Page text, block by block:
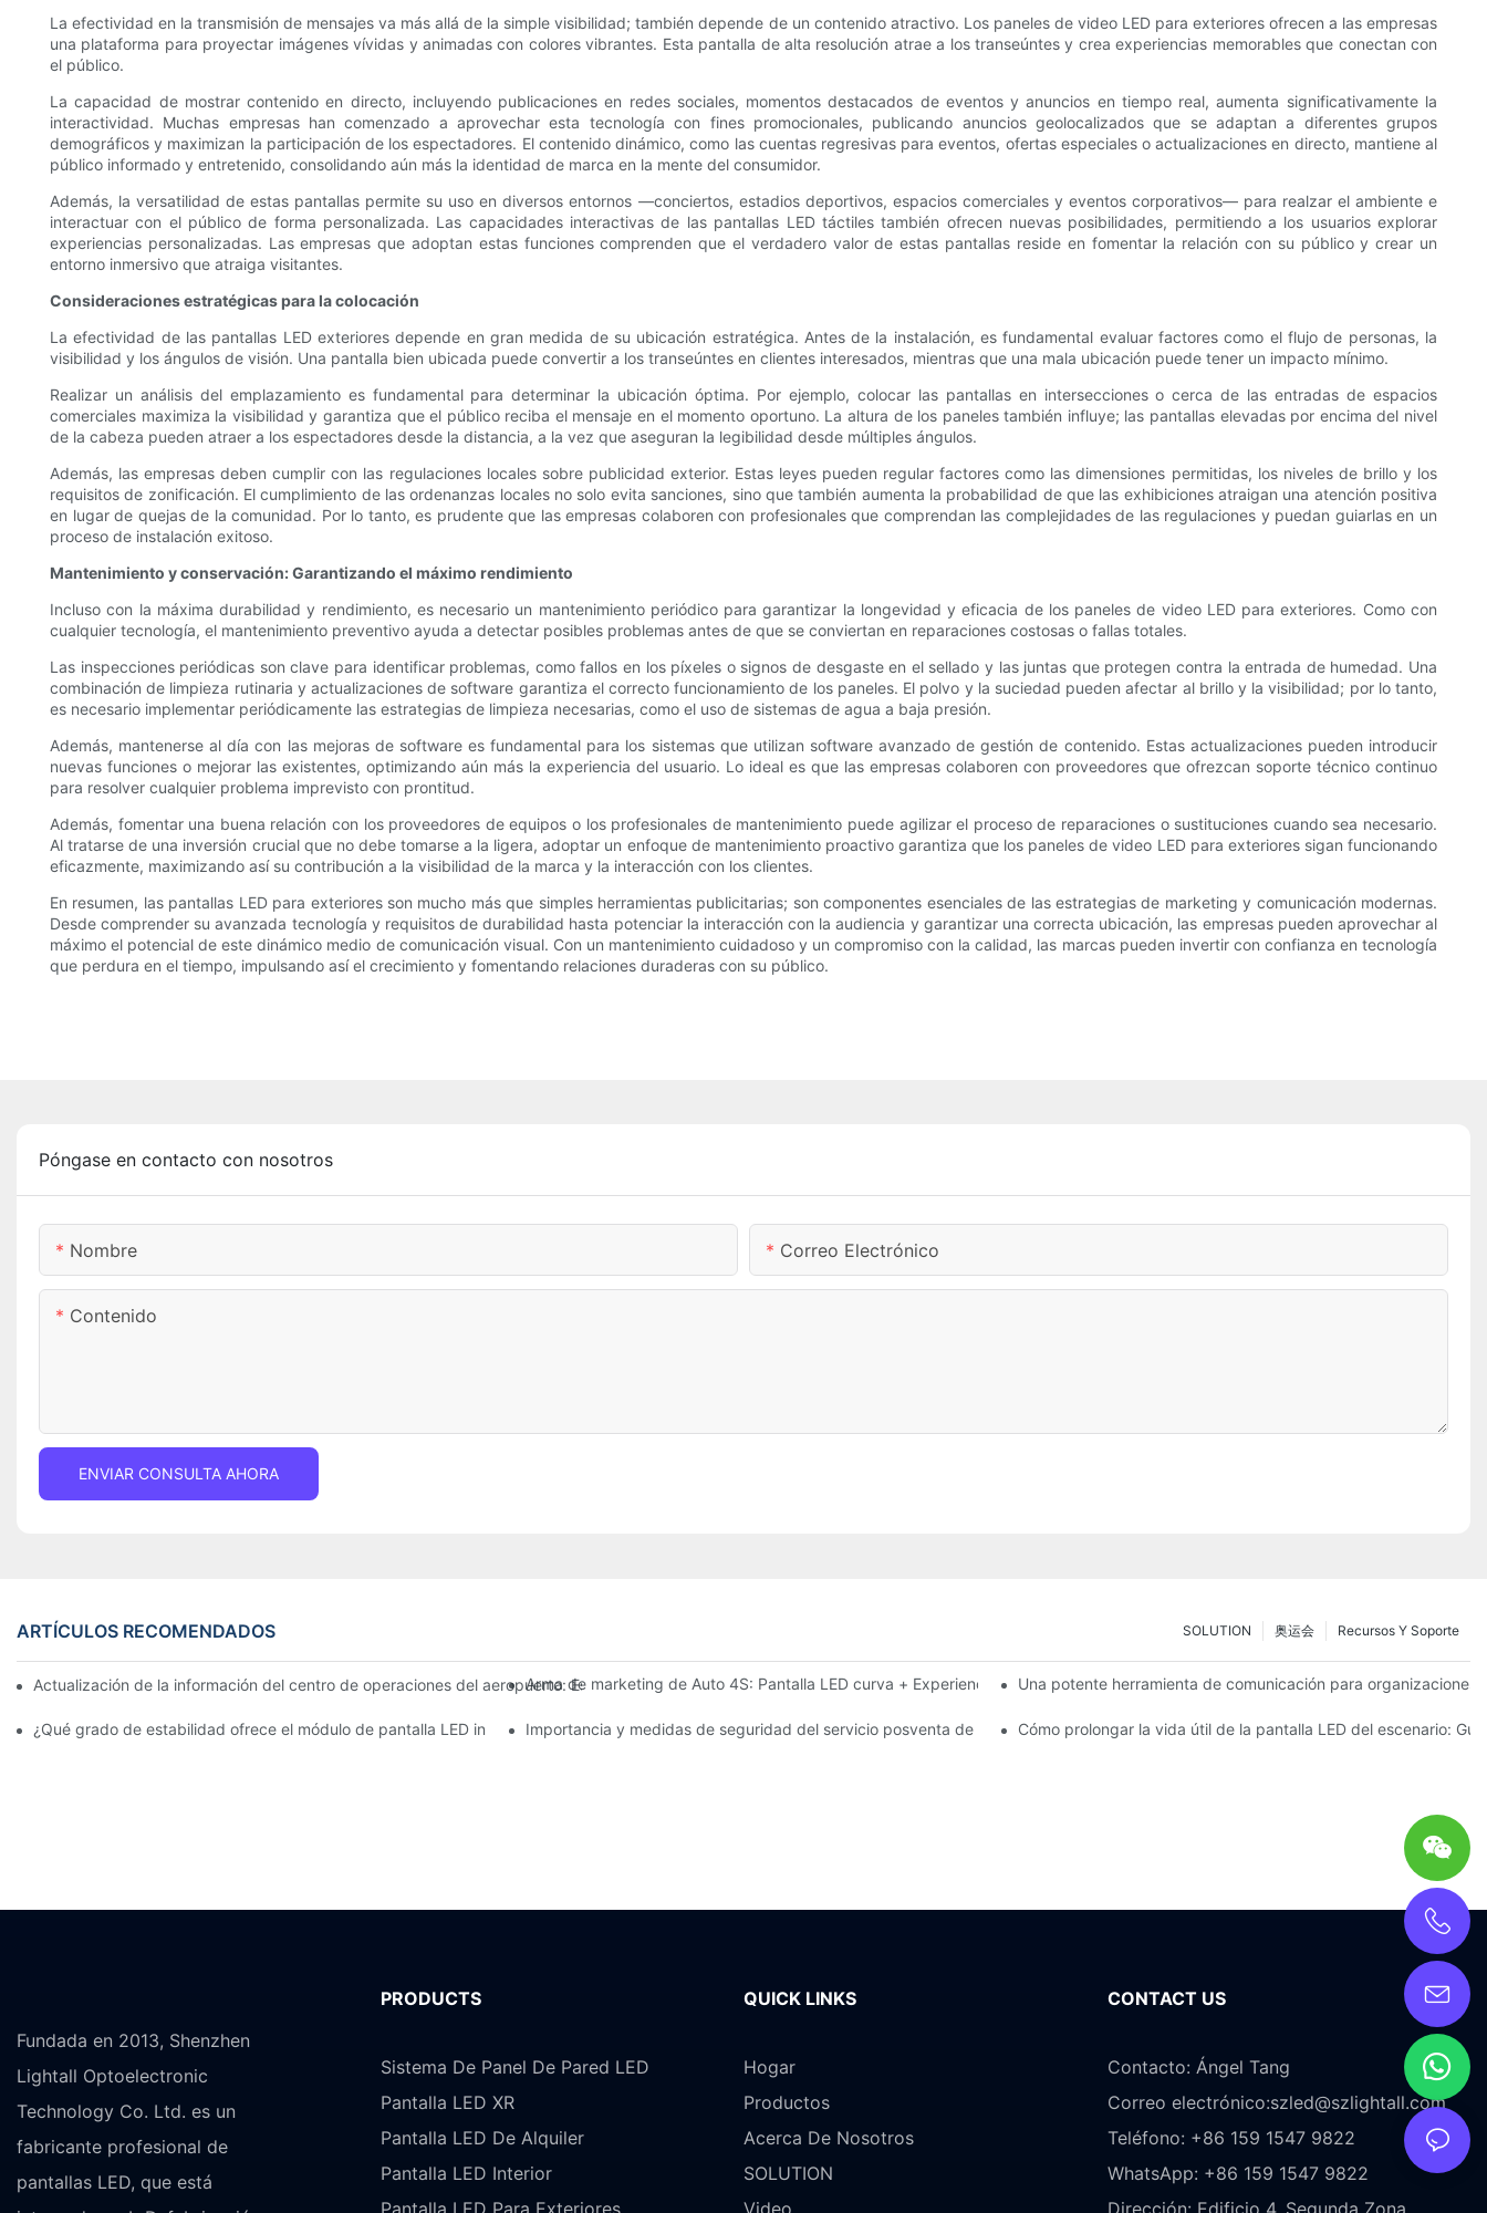
La efectividad en la transmisión de mensajes va más allá de la simple visibilidad; también depende de un contenido atractivo. Los paneles de video LED para exteriores ofrecen a las empresas
una plataforma para proyectar imágenes vívidas y animadas con colores vibrantes. Esta pantalla de alta resolución atrae a los transeúntes y crea experiencias memorables que conectan con
el público.
La capacidad de mostrar contenido en directo, incluyendo publicaciones en redes sociales, momentos destacados de eventos y anuncios en tiempo real, aumenta significativamente la
interactividad. Muchas empresas han comenzado a aprovechar esta tecnología con fines promocionales, publicando anuncios geolocalizados que se adaptan a diferentes grupos
demográficos y maximizan la participación de los espectadores. El contenido dinámico, como las cuentas regresivas para eventos, ofertas especiales o actualizaciones en directo, mantiene al
público informado y entretenido, consolidando aún más la identidad de marca en la mente del consumidor.
Además, la versatilidad de estas pantallas permite su uso en diversos entornos —conciertos, estadios deportivos, espacios comerciales y eventos corporativos— para realzar el ambiente e
interactuar con el público de forma personalizada. Las capacidades interactivas de las pantallas LED táctiles también ofrecen nuevas posibilidades, permitiendo a los usuarios explorar
experiencias personalizadas. Las empresas que adoptan estas funciones comprenden que el verdadero valor de estas pantallas reside en fomentar la relación con su público y crear un
entorno inmersivo que atraiga visitantes.
Consideraciones estratégicas para la colocación
La efectividad de las pantallas LED exteriores depende en gran medida de su ubicación estratégica. Antes de la instalación, es fundamental evaluar factores como el flujo de personas, la
visibilidad y los ángulos de visión. Una pantalla bien ubicada puede convertir a los transeúntes en clientes interesados, mientras que una mala ubicación puede tener un impacto mínimo.
Realizar un análisis del emplazamiento es fundamental para determinar la ubicación óptima. Por ejemplo, colocar las pantallas en intersecciones o cerca de las entradas de espacios
comerciales maximiza la visibilidad y garantiza que el público reciba el mensaje en el momento oportuno. La altura de los paneles también influye; las pantallas elevadas por encima del nivel
de la cabeza pueden atraer a los espectadores desde la distancia, a la vez que aseguran la legibilidad desde múltiples ángulos.
Además, las empresas deben cumplir con las regulaciones locales sobre publicidad exterior. Estas leyes pueden regular factores como las dimensiones permitidas, los niveles de brillo y los
requisitos de zonificación. El cumplimiento de las ordenanzas locales no solo evita sanciones, sino que también aumenta la probabilidad de que las exhibiciones atraigan una atención positiva
en lugar de quejas de la comunidad. Por lo tanto, es prudente que las empresas colaboren con profesionales que comprendan las complejidades de las regulaciones y puedan guiarlas en un
proceso de instalación exitoso.
Mantenimiento y conservación: Garantizando el máximo rendimiento
Incluso con la máxima durabilidad y rendimiento, es necesario un mantenimiento periódico para garantizar la longevidad y eficacia de los paneles de video LED para exteriores. Como con
cualquier tecnología, el mantenimiento preventivo ayuda a detectar posibles problemas antes de que se conviertan en reparaciones costosas o fallas totales.
Las inspecciones periódicas son clave para identificar problemas, como fallos en los píxeles o signos de desgaste en el sellado y las juntas que protegen contra la entrada de humedad. Una
combinación de limpieza rutinaria y actualizaciones de software garantiza el correcto funcionamiento de los paneles. El polvo y la suciedad pueden afectar al brillo y la visibilidad; por lo tanto,
es necesario implementar periódicamente las estrategias de limpieza necesarias, como el uso de sistemas de agua a baja presión.
Además, mantenerse al día con las mejoras de software es fundamental para los sistemas que utilizan software avanzado de gestión de contenido. Estas actualizaciones pueden introducir
nuevas funciones o mejorar las existentes, optimizando aún más la experiencia del usuario. Lo ideal es que las empresas colaboren con proveedores que ofrezcan soporte técnico continuo
para resolver cualquier problema imprevisto con prontitud.
Además, fomentar una buena relación con los proveedores de equipos o los profesionales de mantenimiento puede agilizar el proceso de reparaciones o sustituciones cuando sea necesario.
Al tratarse de una inversión crucial que no debe tomarse a la ligera, adoptar un enfoque de mantenimiento proactivo garantiza que los paneles de video LED para exteriores sigan funcionando
eficazmente, maximizando así su contribución a la visibilidad de la marca y la interacción con los clientes.
En resumen, las pantallas LED para exteriores son mucho más que simples herramientas publicitarias; son componentes esenciales de las estrategias de marketing y comunicación modernas.
Desde comprender su avanzada tecnología y requisitos de durabilidad hasta potenciar la interacción con la audiencia y garantizar una correcta ubicación, las empresas pueden aprovechar al
máximo el potencial de este dinámico medio de comunicación visual. Con un mantenimiento cuidadoso y un compromiso con la calidad, las marcas pueden invertir con confianza en tecnología
que perdura en el tiempo, impulsando así el crecimiento y fomentando relaciones duraderas con su público.
Póngase en contacto con nosotros
Nombre Correo Electrónico
Contenido
ENVIAR CONSULTA AHORA
ARTÍCULOS RECOMENDADOS Recursos Y Soporte
奥运会
SOLUTION
Actualización de la información del centro de operaciones del aeropuerto: Esquema de alerta dinámica de vuelo para pantallas LED interiores de alto brillo
Arma de marketing de Auto 4S: Pantalla LED curva + Experiencia de prueba de manejo inmersiva con tecnología de realidad
Una potente herramienta de comunicación para
¿Qué grado de estabilidad ofrece el módulo de pantalla LED instalado mediante succión magnética?Importancia y medidas de seguridad del servicio posventa de pantallas LED para escenariosCómo prolongar la vida útil de la pantalla LED del escenario:
Fundada en 2013, Shenzhen
Lightall Optoelectronic
Technology Co. Ltd. es un
fabricante profesional de
pantallas LED, que está
PRODUCTS
Sistema De Panel De Pared LED
Pantalla LED XR
Pantalla LED De Alquiler
Pantalla LED Interior
Pantalla LED Para Exteriores
QUICK LINKS
Hogar
Productos
Acerca De Nosotros
SOLUTION
Video
CONTACT US
Contacto: Ángel Tang
Correo electrónico:szled@szlightall.com
Teléfono: +86 159 1547 9822
WhatsApp: +86 159 1547 9822
Dirección: Edificio 4, Segunda Zona